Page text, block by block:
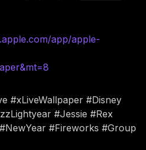
app/apple-
#xLiveWallpaper #Disney
#Jessie #Rex
#Fireworks #Group